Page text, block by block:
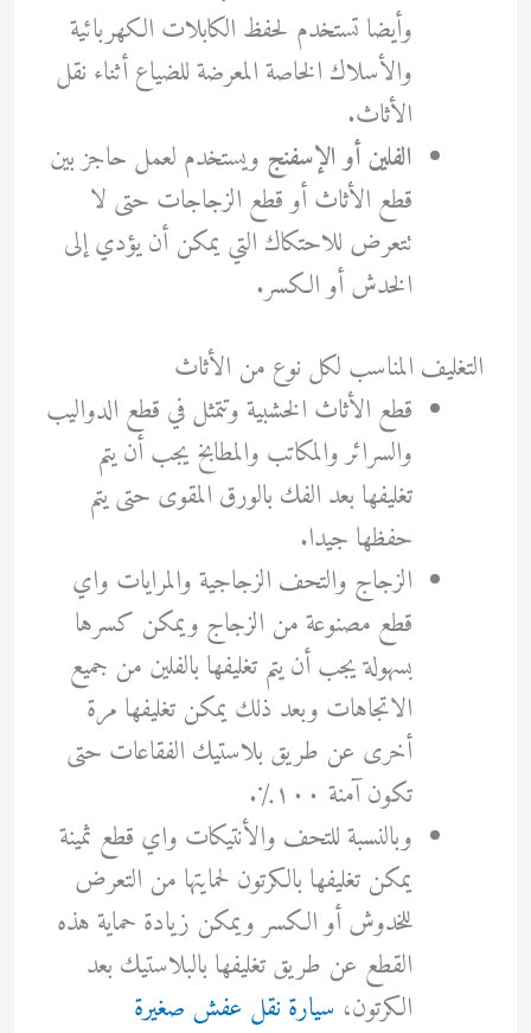
وأيضا تستخدم لحفظ الكابلات الكهربائية
والأسلاك الخاصة المعرضة للضياع أثناء نقل
الأثاث.
الفلين أو الإسفنج ويستخدم لعمل حاجز بين
قطع الأثاث أو قطع الزجاجات حتى لا
تتعرض للاحتكاك التي يمكن أن يؤدي إلى
الخدش أو الكسر.
التغليف المناسب لكل نوع من الأثاث
قطع الأثاث الخشبية وتتمثل في قطع الدواليب
والسرائر والمكاتب والمطابخ يجب أن يتم
تغليفها بعد الفك بالورق المقوى حتى يتم
حفظها جيدا.
الزجاج والتحف الزجاجية والمرايات واي
قطع مصنوعة من الزجاج ويمكن كسرها
بسهولة يجب أن يتم تغليفها بالفلين من جميع
الاتجاهات وبعد ذلك يمكن تغليفها مرة
أخرى عن طريق بلاستيك الفقاعات حتى
تكون آمنة ١٠٠٪.
وبالنسبة للتحف والأنتيكات واي قطع ثمينة
يمكن تغليفها بالكرتون لحمايتها من التعرض
للخدوش أو الكسر ويمكن زيادة حماية هذه
القطع عن طريق تغليفها بالبلاستيك بعد
الكرتون، سيارة نقل عفش صغيرة